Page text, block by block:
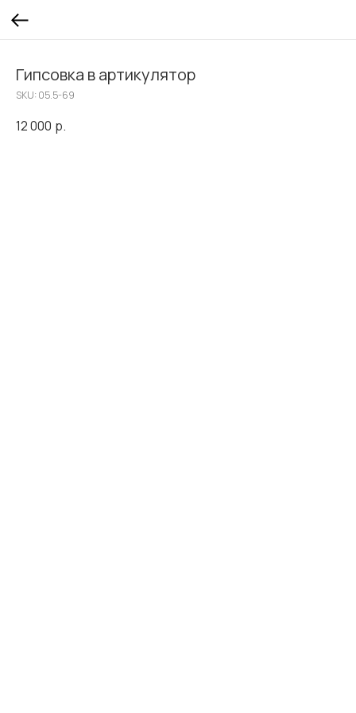
Гипсовка в артикулятор
SKU: 05.5-69
12 000 р.